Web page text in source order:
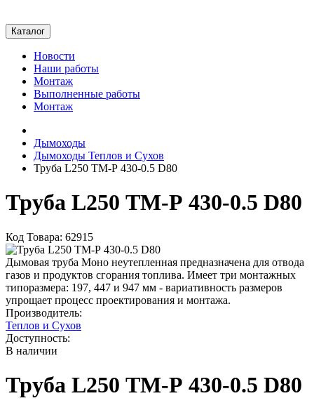
Каталог
Новости
Наши работы
Монтаж
Выполненные работы
Монтаж
Дымоходы
Дымоходы Теплов и Сухов
Труба L250 ТМ-Р 430-0.5 D80
Труба L250 ТМ-Р 430-0.5 D80
Код Товара: 62915
Дымовая труба Моно неутепленная предназначена для отвода
газов и продуктов сгорания топлива. Имеет три монтажных
типоразмера: 197, 447 и 947 мм - вариативность размеров
упрощает процесс проектирования и монтажа.
Производитель:
Теплов и Сухов
Доступность:
В наличии
Труба L250 ТМ-Р 430-0.5 D80